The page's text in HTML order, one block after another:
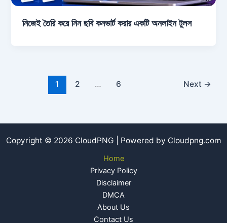
নিজেই তৈরি করে নিন ছবি কনভার্ট করার একটি অনলাইন টুলস
1 2 … 6 Next →
Copyright © 2026 CloudPNG | Powered by Cloudpng.com
Home
Privacy Policy
Disclaimer
DMCA
About Us
Contact Us